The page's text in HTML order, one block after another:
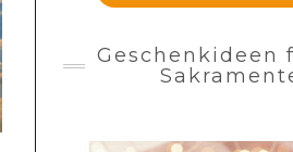
Geschenkideen